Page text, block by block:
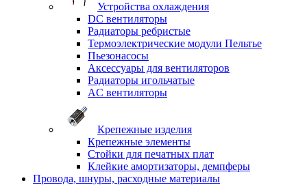
Устройства охлаждения
DC вентиляторы
Радиаторы ребристые
Термоэлектрические модули Пельтье
Пьезонасосы
Аксессуары для вентиляторов
Радиаторы игольчатые
AC вентиляторы
Крепежные изделия
Крепежные элементы
Стойки для печатных плат
Клейкие амортизаторы, демпферы
Провода, шнуры, расходные материалы